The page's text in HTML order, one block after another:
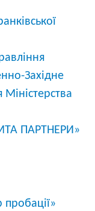
Західне
ПАРТНЕРИ»